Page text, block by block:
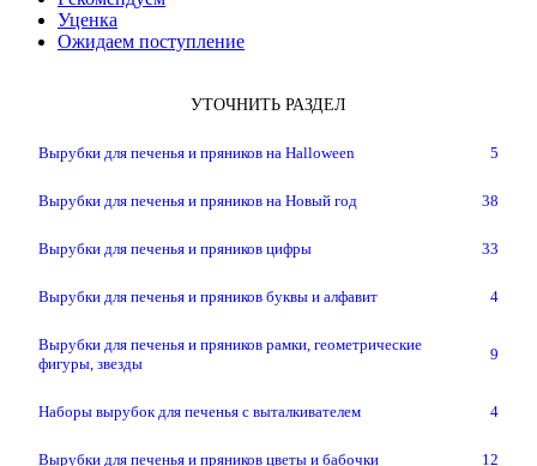
Уценка
Ожидаем поступление
УТОЧНИТЬ РАЗДЕЛ
Вырубки для печенья и пряников на Halloween 5
Вырубки для печенья и пряников на Новый год 38
Вырубки для печенья и пряников цифры 33
Вырубки для печенья и пряников буквы и алфавит 4
Вырубки для печенья и пряников рамки, геометрические
фигуры, звезды
9
Наборы вырубок для печенья с выталкивателем 4
Вырубки для печенья и пряников цветы и бабочки 12